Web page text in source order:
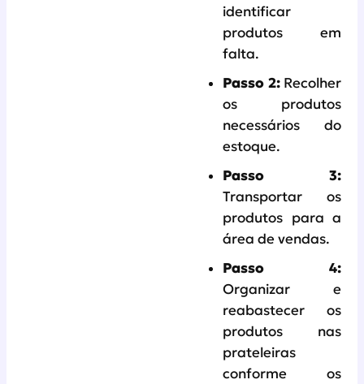
identificar
produtos em
falta.
Passo 2:Recolher
os produtos
necessários do
estoque.
Passo 3:
Transportar os
produtos para a
área de vendas.
Passo 4:
Organizar e
reabastecer os
produtos nas
prateleiras
conforme os